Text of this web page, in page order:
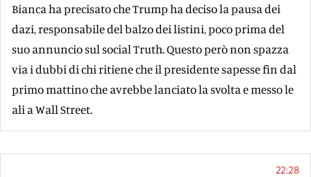
Bianca ha precisato che Trump ha deciso la pausa dei
dazi, responsabile del balzo dei listini, poco prima del
suo annuncio sul social Truth. Questo però non spazza
via i dubbi di chi ritiene che il presidente sapesse fin dal
primo mattino che avrebbe lanciato la svolta e messo le
ali a Wall Street.
22:28